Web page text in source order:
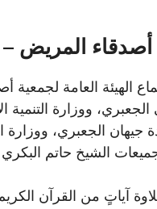
أصدقاء المريض –
يوم السبت الموافق 11/04/2026 اجتماع
ووزارة التنمية
الجعبري، ووزارة
الشيخ حاتم
آياتٍ من القرآن